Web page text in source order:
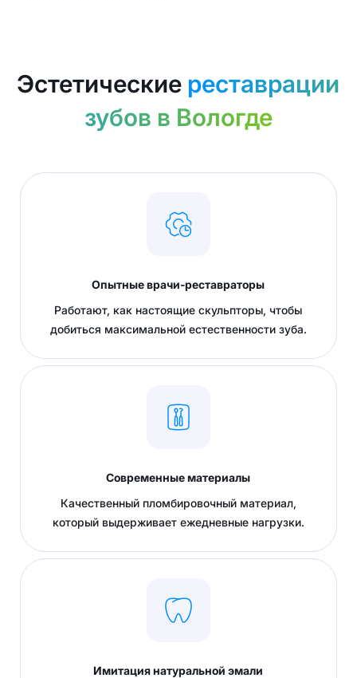
Эстетические реставрации
зубов в Вологде
Опытные врачи-реставраторы
Работают, как настоящие скульпторы, чтобы
добиться максимальной естественности зуба.
Современные материалы
Качественный пломбировочный материал,
который выдерживает ежедневные нагрузки.
Имитация натуральной эмали